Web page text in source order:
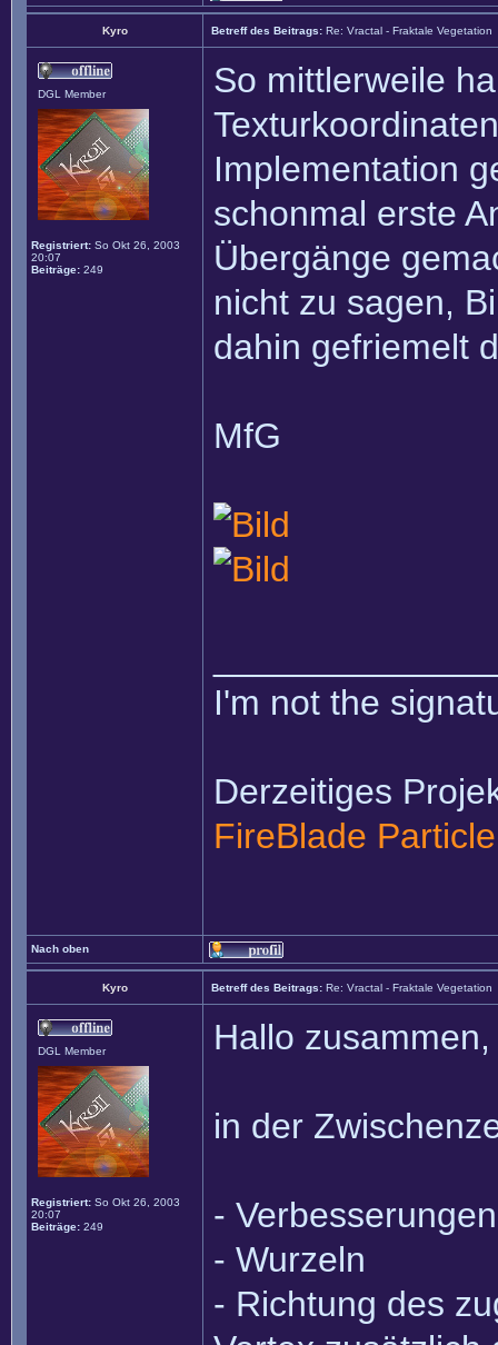
Kyro Betreff des Beitrags: Re: Vractal - Fraktale Vegetation
DGL Member
Registriert: So Okt 26, 2003
20:07
Beiträge: 249
So mittlerweile
Implementation
schonmal erste
Übergänge
nicht zu sagen,
dahin gefriemelt
MfG
I'm not the
Derzeitiges
FireBlade
Nach oben
Kyro Betreff des Beitrags: Re: Vractal - Fraktale Vegetation
DGL Member
Registriert: So Okt 26, 2003
20:07
Beiträge: 249
Hallo zusammen,
in der
-
- Wurzeln
- Richtung des